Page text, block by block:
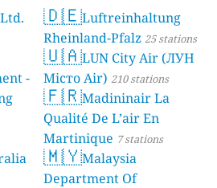
-
🇩🇪Luftreinhaltung
Rheinland-Pfalz 25 stations
🇺🇦LUN City Air (ЛУН
Місто Air) 210 stations
🇫🇷Madininair La
Qualité De L’air En
Martinique 7 stations
🇲🇾Malaysia
Department Of